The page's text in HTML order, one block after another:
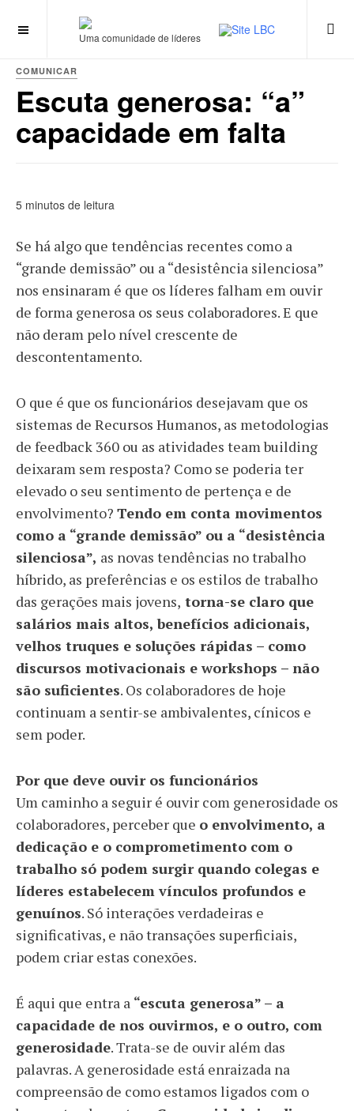
Uma comunidade de líderes
COMUNICAR
Escuta generosa: “a”
capacidade em falta
5 minutos de leitura
Se há algo que tendências recentes como a
“grande demissão” ou a “desistência silenciosa”
nos ensinaram é que os líderes falham em ouvir
de forma generosa os seus colaboradores. E que
não deram pelo nível crescente de
descontentamento.
O que é que os funcionários desejavam que os
sistemas de Recursos Humanos, as metodologias
de feedback 360 ou as atividades team building
deixaram sem resposta? Como se poderia ter
elevado o seu sentimento de pertença e de
envolvimento? Tendo em conta movimentos
como a “grande demissão” ou a “desistência
silenciosa”, as novas tendências no trabalho
híbrido, as preferências e os estilos de trabalho
das gerações mais jovens, torna-se claro que
salários mais altos, benefícios adicionais,
velhos truques e soluções rápidas – como
discursos motivacionais e workshops – não
são suficientes. Os colaboradores de hoje
continuam a sentir-se ambivalentes, cínicos e
sem poder.
Por que deve ouvir os funcionários
Um caminho a seguir é ouvir com generosidade os
colaboradores, perceber que o envolvimento, a
dedicação e o comprometimento com o
trabalho só podem surgir quando colegas e
líderes estabelecem vínculos profundos e
genuínos. Só interações verdadeiras e
significativas, e não transações superficiais,
podem criar estas conexões.
É aqui que entra a “escuta generosa” – a
capacidade de nos ouvirmos, e o outro, com
generosidade. Trata-se de ouvir além das
palavras. A generosidade está enraizada na
compreensão de como estamos ligados com o